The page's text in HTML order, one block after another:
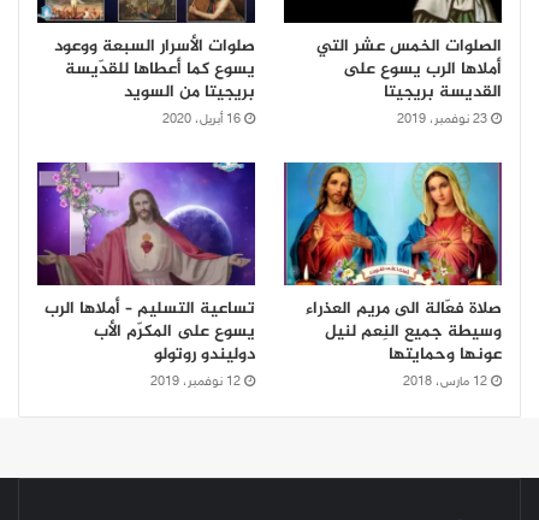
الصلوات الخمس عشر التي
أملاها الرب يسوع على
القديسة بريجيتا
23 نوفمبر، 2019
صلوات الأسرار السبعة ووعود
يسوع كما أعطاها للقدّيسة
بريجيتا من السويد
16 أبريل، 2020
صلاة فعّالة الى مريم العذراء
وسيطة جميع النِعم لنيل
عونها وحمايتها
12 مارس، 2018
تساعية التسليم – أملاها الرب
يسوع على المكرّم الأب
دوليندو روتولو
12 نوفمبر، 2019